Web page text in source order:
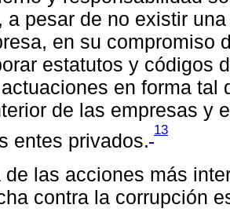
a pesar de no existir
en su compromiso
estatutos y códigos
en forma tal
de las empresas y
entes privados.
13
de las acciones más
contra la corrupción